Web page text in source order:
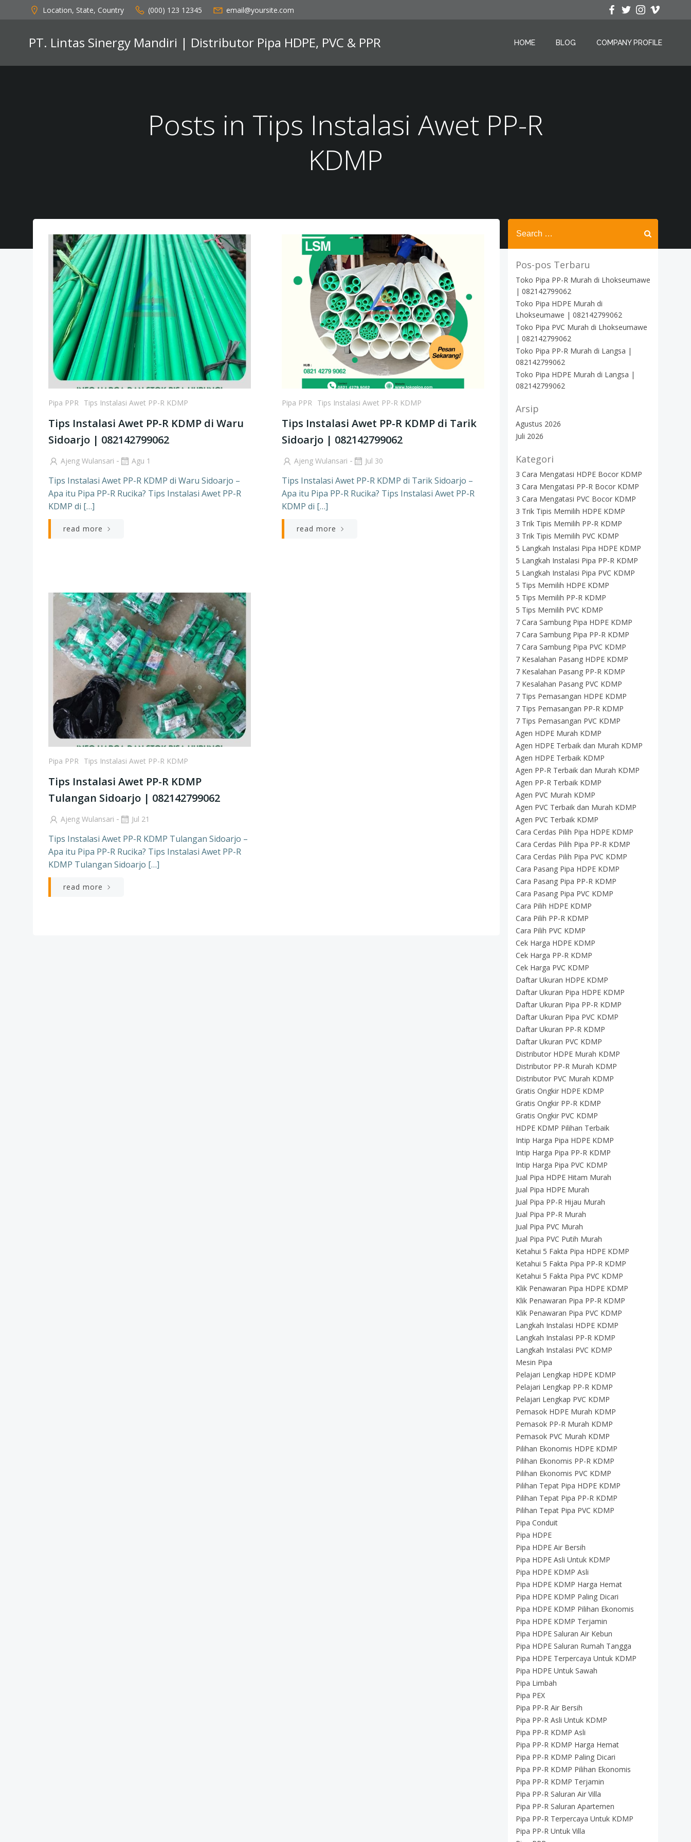
to
Location, State, Country (000) 123 12345 email@yoursite.com
PT. Lintas Sinergy Mandiri | Distributor Pipa HDPE, PVC & PPR HOME BLOG COMPANY PROFILE
Posts in Tips Instalasi Awet PP-R
KDMP
Pipa PPR Tips Instalasi Awet PP-R KDMP
Tips Instalasi Awet PP-R KDMP di Waru
Sidoarjo | 082142799062
Ajeng Wulansari - Agu 1
Tips Instalasi Awet PP-R KDMP di Waru Sidoarjo –
Apa itu Pipa PP-R Rucika? Tips Instalasi Awet PP-R
KDMP di […]
read more
Pipa PPR Tips Instalasi Awet PP-R KDMP
Tips Instalasi Awet PP-R KDMP di Tarik
Sidoarjo | 082142799062
Ajeng Wulansari - Jul 30
Tips Instalasi Awet PP-R KDMP di Tarik Sidoarjo –
Apa itu Pipa PP-R Rucika? Tips Instalasi Awet PP-R
KDMP di […]
read more
Pipa PPR Tips Instalasi Awet PP-R KDMP
Tips Instalasi Awet PP-R KDMP
Tulangan Sidoarjo | 082142799062
Ajeng Wulansari - Jul 21
Tips Instalasi Awet PP-R KDMP Tulangan Sidoarjo –
Apa itu Pipa PP-R Rucika? Tips Instalasi Awet PP-R
KDMP Tulangan Sidoarjo […]
read more
Search
for:
Pos-pos Terbaru
Toko Pipa PP-R Murah di Lhokseumawe
| 082142799062
Toko Pipa HDPE Murah di
Lhokseumawe | 082142799062
Toko Pipa PVC Murah di Lhokseumawe
| 082142799062
Toko Pipa PP-R Murah di Langsa |
082142799062
Toko Pipa HDPE Murah di Langsa |
082142799062
Arsip
Agustus 2026
Juli 2026
Kategori
3 Cara Mengatasi HDPE Bocor KDMP
3 Cara Mengatasi PP-R Bocor KDMP
3 Cara Mengatasi PVC Bocor KDMP
3 Trik Tipis Memilih HDPE KDMP
3 Trik Tipis Memilih PP-R KDMP
3 Trik Tipis Memilih PVC KDMP
5 Langkah Instalasi Pipa HDPE KDMP
5 Langkah Instalasi Pipa PP-R KDMP
5 Langkah Instalasi Pipa PVC KDMP
5 Tips Memilih HDPE KDMP
5 Tips Memilih PP-R KDMP
5 Tips Memilih PVC KDMP
7 Cara Sambung Pipa HDPE KDMP
7 Cara Sambung Pipa PP-R KDMP
7 Cara Sambung Pipa PVC KDMP
7 Kesalahan Pasang HDPE KDMP
7 Kesalahan Pasang PP-R KDMP
7 Kesalahan Pasang PVC KDMP
7 Tips Pemasangan HDPE KDMP
7 Tips Pemasangan PP-R KDMP
7 Tips Pemasangan PVC KDMP
Agen HDPE Murah KDMP
Agen HDPE Terbaik dan Murah KDMP
Agen HDPE Terbaik KDMP
Agen PP-R Terbaik dan Murah KDMP
Agen PP-R Terbaik KDMP
Agen PVC Murah KDMP
Agen PVC Terbaik dan Murah KDMP
Agen PVC Terbaik KDMP
Cara Cerdas Pilih Pipa HDPE KDMP
Cara Cerdas Pilih Pipa PP-R KDMP
Cara Cerdas Pilih Pipa PVC KDMP
Cara Pasang Pipa HDPE KDMP
Cara Pasang Pipa PP-R KDMP
Cara Pasang Pipa PVC KDMP
Cara Pilih HDPE KDMP
Cara Pilih PP-R KDMP
Cara Pilih PVC KDMP
Cek Harga HDPE KDMP
Cek Harga PP-R KDMP
Cek Harga PVC KDMP
Daftar Ukuran HDPE KDMP
Daftar Ukuran Pipa HDPE KDMP
Daftar Ukuran Pipa PP-R KDMP
Daftar Ukuran Pipa PVC KDMP
Daftar Ukuran PP-R KDMP
Daftar Ukuran PVC KDMP
Distributor HDPE Murah KDMP
Distributor PP-R Murah KDMP
Distributor PVC Murah KDMP
Gratis Ongkir HDPE KDMP
Gratis Ongkir PP-R KDMP
Gratis Ongkir PVC KDMP
HDPE KDMP Pilihan Terbaik
Intip Harga Pipa HDPE KDMP
Intip Harga Pipa PP-R KDMP
Intip Harga Pipa PVC KDMP
Jual Pipa HDPE Hitam Murah
Jual Pipa HDPE Murah
Jual Pipa PP-R Hijau Murah
Jual Pipa PP-R Murah
Jual Pipa PVC Murah
Jual Pipa PVC Putih Murah
Ketahui 5 Fakta Pipa HDPE KDMP
Ketahui 5 Fakta Pipa PP-R KDMP
Ketahui 5 Fakta Pipa PVC KDMP
Klik Penawaran Pipa HDPE KDMP
Klik Penawaran Pipa PP-R KDMP
Klik Penawaran Pipa PVC KDMP
Langkah Instalasi HDPE KDMP
Langkah Instalasi PP-R KDMP
Langkah Instalasi PVC KDMP
Mesin Pipa
Pelajari Lengkap HDPE KDMP
Pelajari Lengkap PP-R KDMP
Pelajari Lengkap PVC KDMP
Pemasok HDPE Murah KDMP
Pemasok PP-R Murah KDMP
Pemasok PVC Murah KDMP
Pilihan Ekonomis HDPE KDMP
Pilihan Ekonomis PP-R KDMP
Pilihan Ekonomis PVC KDMP
Pilihan Tepat Pipa HDPE KDMP
Pilihan Tepat Pipa PP-R KDMP
Pilihan Tepat Pipa PVC KDMP
Pipa Conduit
Pipa HDPE
Pipa HDPE Air Bersih
Pipa HDPE Asli Untuk KDMP
Pipa HDPE KDMP Asli
Pipa HDPE KDMP Harga Hemat
Pipa HDPE KDMP Paling Dicari
Pipa HDPE KDMP Pilihan Ekonomis
Pipa HDPE KDMP Terjamin
Pipa HDPE Saluran Air Kebun
Pipa HDPE Saluran Rumah Tangga
Pipa HDPE Terpercaya Untuk KDMP
Pipa HDPE Untuk Sawah
Pipa Limbah
Pipa PEX
Pipa PP-R Air Bersih
Pipa PP-R Asli Untuk KDMP
Pipa PP-R KDMP Asli
Pipa PP-R KDMP Harga Hemat
Pipa PP-R KDMP Paling Dicari
Pipa PP-R KDMP Pilihan Ekonomis
Pipa PP-R KDMP Terjamin
Pipa PP-R Saluran Air Villa
Pipa PP-R Saluran Apartemen
Pipa PP-R Terpercaya Untuk KDMP
Pipa PP-R Untuk Villa